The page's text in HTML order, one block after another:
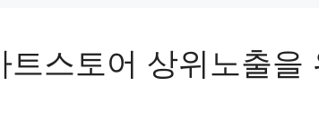
스토어 상위노출을